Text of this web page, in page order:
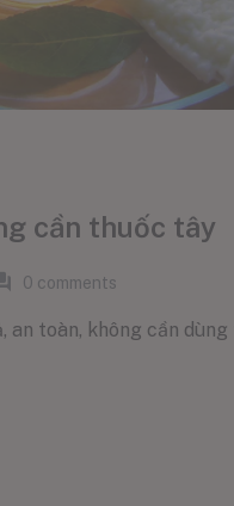
cần thuốc tây
0 comments
toàn, không cần dùng